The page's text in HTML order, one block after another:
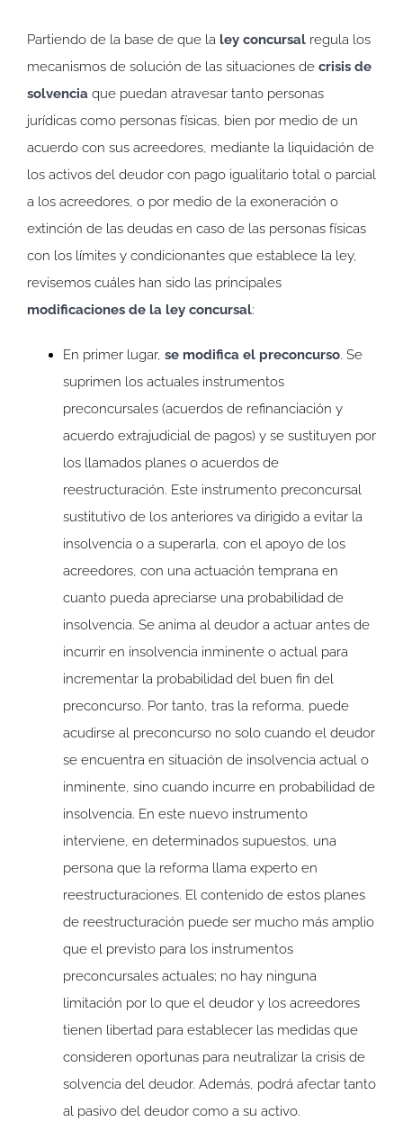
Partiendo de la base de que la ley concursal regula los
mecanismos de solución de las situaciones de crisis de
solvencia que puedan atravesar tanto personas
jurídicas como personas físicas, bien por medio de un
acuerdo con sus acreedores, mediante la liquidación de
los activos del deudor con pago igualitario total o parcial
a los acreedores, o por medio de la exoneración o
extinción de las deudas en caso de las personas físicas
con los límites y condicionantes que establece la ley,
revisemos cuáles han sido las principales
modificaciones de la ley concursal:
En primer lugar, se modifica el preconcurso. Se
suprimen los actuales instrumentos
preconcursales (acuerdos de refinanciación y
acuerdo extrajudicial de pagos) y se sustituyen por
los llamados planes o acuerdos de
reestructuración. Este instrumento preconcursal
sustitutivo de los anteriores va dirigido a evitar la
insolvencia o a superarla, con el apoyo de los
acreedores, con una actuación temprana en
cuanto pueda apreciarse una probabilidad de
insolvencia. Se anima al deudor a actuar antes de
incurrir en insolvencia inminente o actual para
incrementar la probabilidad del buen fin del
preconcurso. Por tanto, tras la reforma, puede
acudirse al preconcurso no solo cuando el deudor
se encuentra en situación de insolvencia actual o
inminente, sino cuando incurre en probabilidad de
insolvencia. En este nuevo instrumento
interviene, en determinados supuestos, una
persona que la reforma llama experto en
reestructuraciones. El contenido de estos planes
de reestructuración puede ser mucho más amplio
que el previsto para los instrumentos
preconcursales actuales; no hay ninguna
limitación por lo que el deudor y los acreedores
tienen libertad para establecer las medidas que
consideren oportunas para neutralizar la crisis de
solvencia del deudor. Además, podrá afectar tanto
al pasivo del deudor como a su activo.